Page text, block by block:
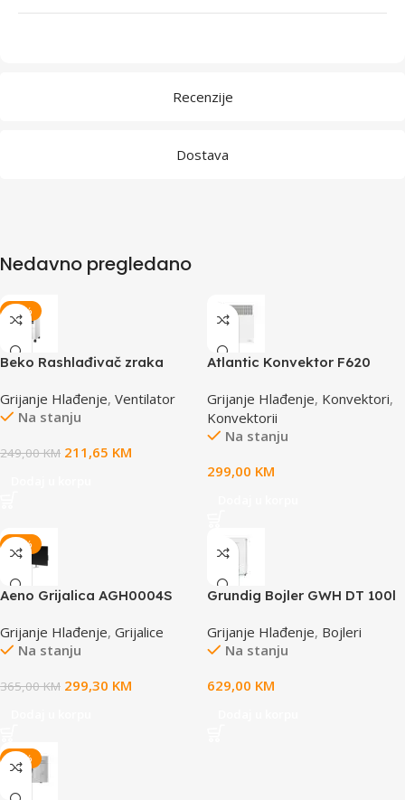
Recenzije
Dostava
Nedavno pregledano
-15%
Beko Rashlađivač zraka
Grijanje Hlađenje, Ventilator
Na stanju
249,00KM 211,65 KM
Atlantic Konvektor F620
Grijanje Hlađenje, Konvektori,
Konvektorii
Na stanju
299,00 KM
-18%
Aeno Grijalica AGH0004S
Grijanje Hlađenje, Grijalice
Na stanju
365,00KM 299,30 KM
Grundig Bojler GWH DT 100l
Grijanje Hlađenje, Bojleri
Na stanju
629,00 KM
-15%